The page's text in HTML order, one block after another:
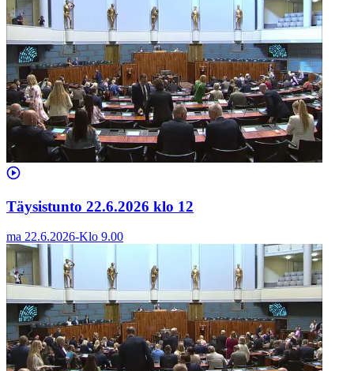
Täysistunto 22.6.2026 klo 12
ma 22.6.2026-Klo 9.00